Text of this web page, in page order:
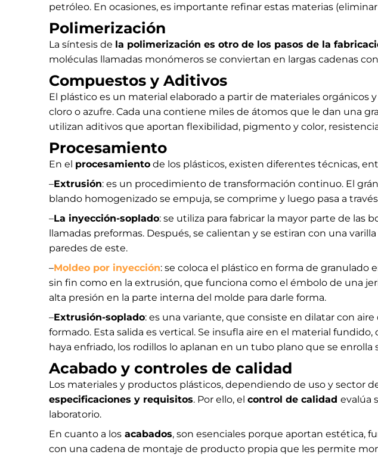
petróleo. En ocasiones, es importante refinar estas materias
Polimerización
La síntesis de la polimerización es otro de los pasos de la
moléculas llamadas monómeros se conviertan en largas cadenas
Compuestos y Aditivos
El plástico es un material elaborado a partir de materiales orgánicos
cloro o azufre. Cada una contiene miles de átomos que le dan una
utilizan aditivos que aportan flexibilidad, pigmento y color,
Procesamiento
En el procesamiento de los plásticos, existen diferentes técnicas,
–Extrusión: es un procedimiento de transformación continuo. El
blando homogenizado se empuja, se comprime y luego pasa a
–La inyección-soplado: se utiliza para fabricar la mayor parte de las
llamadas preformas. Después, se calientan y se estiran con una
paredes de este.
–Moldeo por inyección: se coloca el plástico en forma de granulado
sin fin como en la extrusión, que funciona como el émbolo de una
alta presión en la parte interna del molde para darle forma.
–Extrusión-soplado: es una variante, que consiste en dilatar con
formado. Esta salida es vertical. Se insufla aire en el material
haya enfriado, los rodillos lo aplanan en un tubo plano que se enrolla
Acabado y controles de calidad
Los materiales y productos plásticos, dependiendo de uso y sector
especificaciones y requisitos. Por ello, el control de calidad evalúa
laboratorio.
En cuanto a los acabados, son esenciales porque aportan estética,
con una cadena de montaje de producto propia que les permite